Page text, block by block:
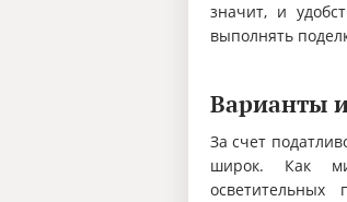
значит, и
выполнять
Варианты
За счет
широк. Как